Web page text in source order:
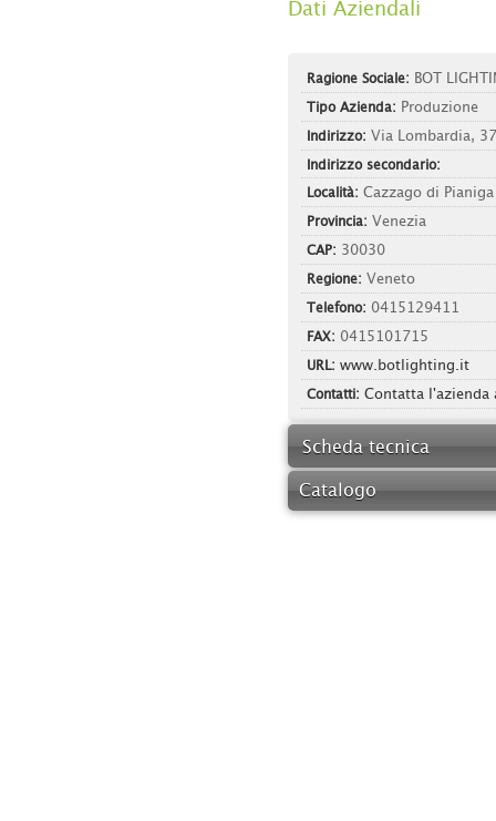
Dati Aziendali
Ragione Sociale: BOT
Tipo Azienda: Produzione
Indirizzo: Via Lombardia,
Indirizzo secondario:
Località: Cazzago di Pianiga
Provincia: Venezia
CAP: 30030
Regione: Veneto
Telefono: 0415129411
FAX: 0415101715
URL: www.botlighting.it
Contatti: Contatta l'azienda
Scheda tecnica
Catalogo